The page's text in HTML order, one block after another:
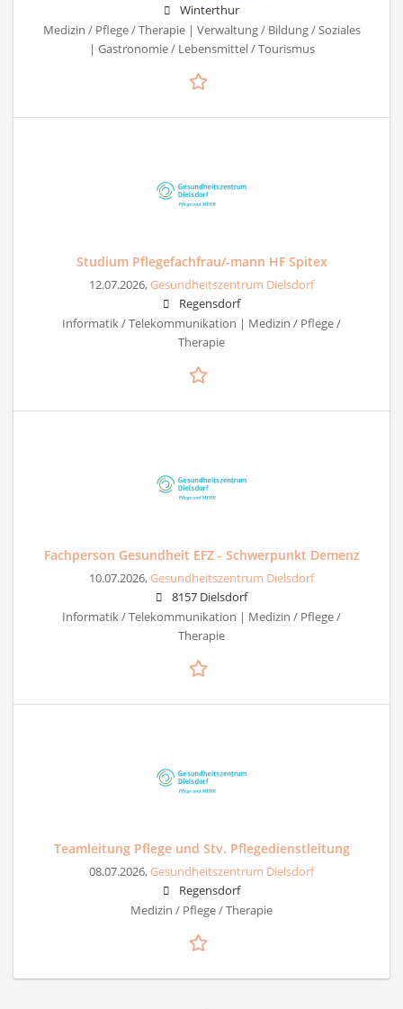
Winterthur
Medizin / Pflege / Therapie | Verwaltung / Bildung / Soziales
| Gastronomie / Lebensmittel / Tourismus
Studium Pflegefachfrau/-mann HF Spitex
12.07.2026,Gesundheitszentrum Dielsdorf
Regensdorf
Informatik / Telekommunikation | Medizin / Pflege /
Therapie
Fachperson Gesundheit EFZ - Schwerpunkt Demenz
10.07.2026,Gesundheitszentrum Dielsdorf
8157 Dielsdorf
Informatik / Telekommunikation | Medizin / Pflege /
Therapie
Teamleitung Pflege und Stv. Pflegedienstleitung
08.07.2026,Gesundheitszentrum Dielsdorf
Regensdorf
Medizin / Pflege / Therapie